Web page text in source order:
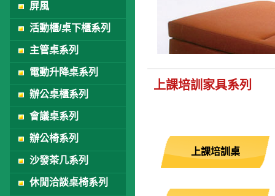
屏風
活動櫃/桌下櫃系列
主管桌系列
電動升降桌系列
辦公桌櫃系列
會議桌系列
辦公椅系列
沙發茶几系列
休閒洽談桌椅系列
上課培訓家具系列
上課培訓桌